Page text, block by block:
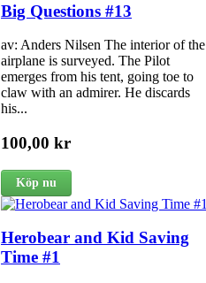
Big Questions #13
av: Anders Nilsen The interior of the
airplane is surveyed. The Pilot
emerges from his tent, going toe to
claw with an admirer. He discards
his...
100,00 kr
Köp nu
Herobear and Kid Saving
Time #1